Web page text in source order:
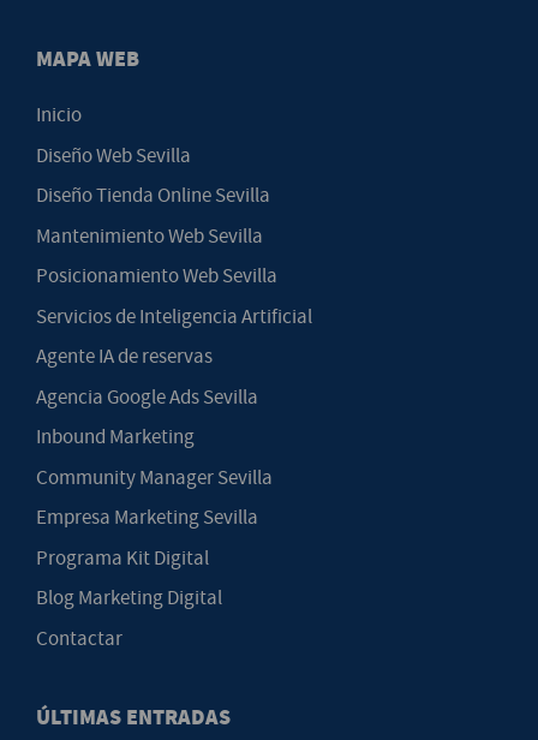
MAPA WEB
Inicio
Diseño Web Sevilla
Diseño Tienda Online Sevilla
Mantenimiento Web Sevilla
Posicionamiento Web Sevilla
Servicios de Inteligencia Artificial
Agente IA de reservas
Agencia Google Ads Sevilla
Inbound Marketing
Community Manager Sevilla
Empresa Marketing Sevilla
Programa Kit Digital
Blog Marketing Digital
Contactar
ÚLTIMAS ENTRADAS